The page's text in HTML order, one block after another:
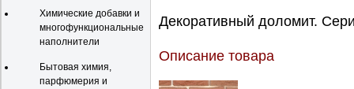
Химические добавки и
многофункциональные
наполнители
Бытовая химия,
парфюмерия и
Декоративный доломит.
Описание товара